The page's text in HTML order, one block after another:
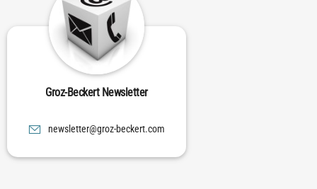
Groz-Beckert Newsletter
moc.trekceb-zorg@rettelswen